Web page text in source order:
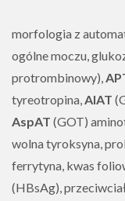
morfologia z
ogólne moczu,
protrombinowy),
tyreotropina,AlAT
AspAT (GOT)
wolna tyroksyna,
ferrytyna, kwas
(HBsAg),